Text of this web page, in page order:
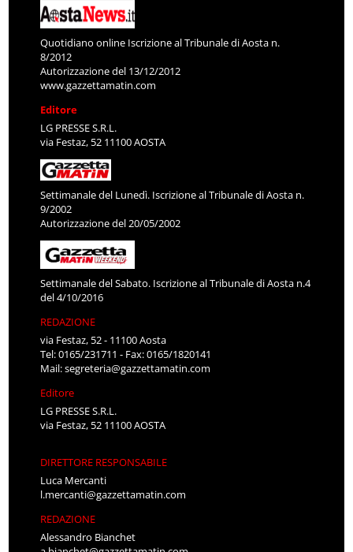
Quotidiano online Iscrizione al Tribunale di Aosta n.
8/2012
Autorizzazione del 13/12/2012
www.gazzettamatin.com
Editore
LG PRESSE S.R.L.
via Festaz, 52 11100 AOSTA
Settimanale del Lunedì. Iscrizione al Tribunale di Aosta n.
9/2002
Autorizzazione del 20/05/2002
Settimanale del Sabato. Iscrizione al Tribunale di Aosta n.4
del 4/10/2016
REDAZIONE
via Festaz, 52 - 11100 Aosta
Tel: 0165/231711 - Fax: 0165/1820141
Mail:segreteria@gazzettamatin.com
Editore
LG PRESSE S.R.L.
via Festaz, 52 11100 AOSTA
DIRETTORE RESPONSABILE
Luca Mercanti
l.mercanti@gazzettamatin.com
REDAZIONE
Alessandro Bianchet